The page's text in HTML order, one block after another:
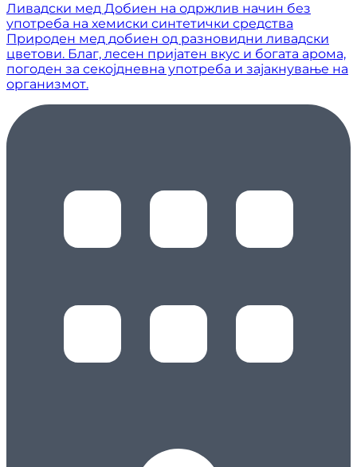
Ливадски мед Добиен на одржлив начин без
употреба на хемиски синтетички средства
Природен мед добиен од разновидни ливадски
цветови. Благ, лесен пријатен вкус и богата арома,
погоден за секојдневна употреба и зајакнување на
организмот.